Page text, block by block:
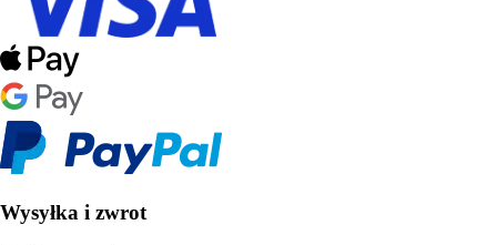
Wysyłka i zwrot